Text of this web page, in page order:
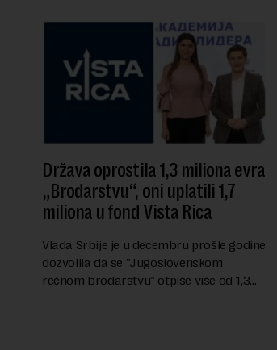
Država oprostila 1,3 miliona evra
„Brodarstvu“, oni uplatili 1,7
miliona u fond Vista Rica
Vlada Srbije je u decembru prošle godine
dozvolila da se "Jugoslovenskom
rečnom brodarstvu" otpiše više od 1,3